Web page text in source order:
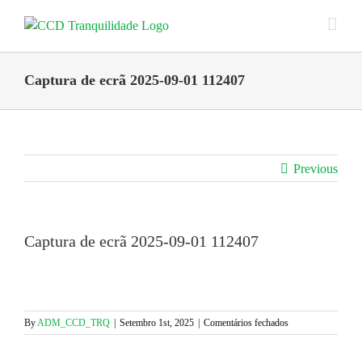
Captura de ecrã 2025-09-01 112407
Previous
Captura de ecrã 2025-09-01 112407
ByADM_CCD_TRQ Setembro 1st, 2025 Comentários fechadosem
Captura